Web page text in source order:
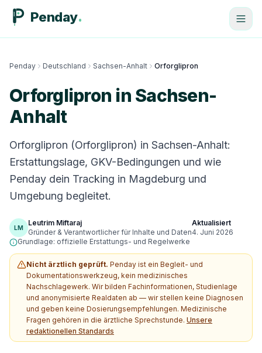
Penday
Penday Deutschland Sachsen-Anhalt Orforglipron
Orforglipron in Sachsen-
Anhalt
Orforglipron (Orforglipron) in Sachsen-Anhalt:
Erstattungslage, GKV-Bedingungen und wie
Penday dein Tracking in Magdeburg und
Umgebung begleitet.
LM
Leutrim Miftaraj
Gründer & Verantwortlicher für Inhalte und Daten
Aktualisiert
4. Juni 2026
Grundlage: offizielle Erstattungs- und Regelwerke
Nicht ärztlich geprüft. Penday ist ein Begleit- und
Dokumentationswerkzeug, kein medizinisches
Nachschlagewerk. Wir bilden Fachinformationen, Studienlage
und anonymisierte Realdaten ab — wir stellen keine Diagnosen
und geben keine Dosierungsempfehlungen. Medizinische
Fragen gehören in die ärztliche Sprechstunde. Unsere
redaktionellen Standards